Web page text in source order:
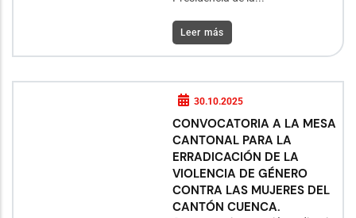
Leer más
30.10.2025
CONVOCATORIA A LA MESA
CANTONAL PARA LA
ERRADICACIÓN DE LA
VIOLENCIA DE GÉNERO
CONTRA LAS MUJERES DEL
CANTÓN CUENCA.